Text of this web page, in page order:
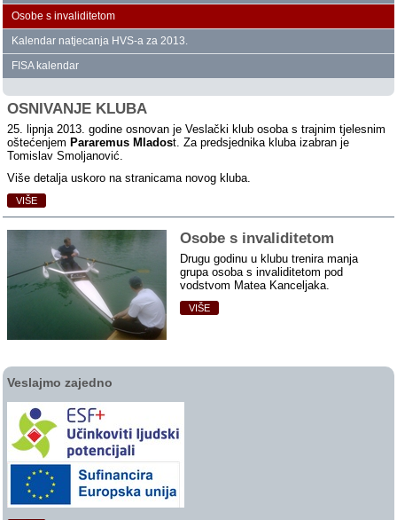
Osobe s invaliditetom
Kalendar natjecanja HVS‑a za 2013.
FISA kalendar
OSNIVANJE KLUBA
25. lipnja 2013. godine osnovan je Veslački klub osoba s trajnim tjelesnim
oštećenjem Pararemus Mladost. Za predsjednika kluba izabran je
Tomislav Smoljanović.
Više detalja uskoro na stranicama novog kluba.
VIŠE
Osobe s invaliditetom
Drugu godinu u klubu trenira manja
grupa osoba s invaliditetom pod
vodstvom Matea Kanceljaka.
VIŠE
Veslajmo zajedno